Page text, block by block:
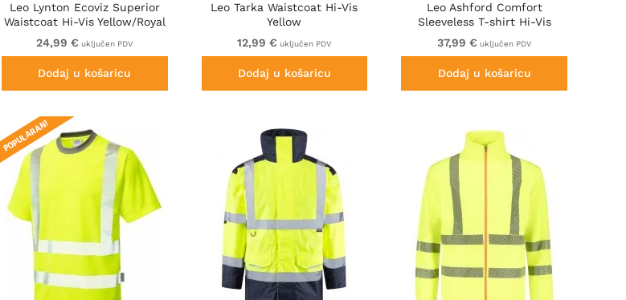
Leo Lynton Ecoviz Superior
Waistcoat Hi-Vis Yellow/Royal
Blue
24,99 € uključen PDV
Dodaj u košaricu
Leo Tarka Waistcoat Hi-Vis
Yellow
12,99 € uključen PDV
Dodaj u košaricu
Leo Ashford Comfort
Sleeveless T-shirt Hi-Vis
Yellow
37,99 € uključen PDV
Dodaj u košaricu
POPULARAN!